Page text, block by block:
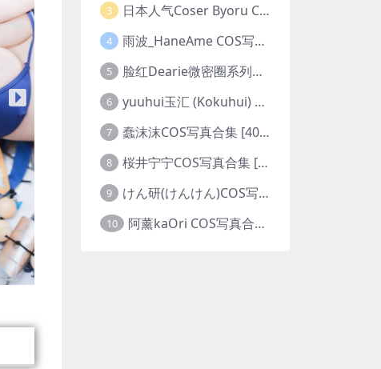
3 日本人气Coser Byoru COS写真合集 [342套][持续更新]
4 雨波_HaneAme COS写真合集 [550套][持续更新]
5 脸红Dearie微密圈系列图片&视频合集
6 yuuhui玉汇 (Kokuhui) COS写真合集 [153套][持续更新]
7 蠢沫沫COS写真合集 [405套][持续更新]
8 桜井宁宁COS写真合集 [179套][持续更新]
9 けん研(けんけん)COS写真合集 [94套][持续更新]
10 阿薰kaOri COS写真合集 [65套][持续更新]